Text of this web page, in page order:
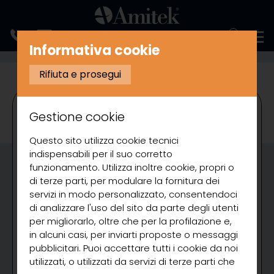
COTTURA FRIGGITRICI ELETTRICHE
Informativa cookie
Rifiuta e prosegui
Gestione cookie
Questo sito utilizza cookie tecnici
indispensabili per il suo corretto
funzionamento. Utilizza inoltre cookie, propri o
di terze parti, per modulare la fornitura dei
servizi in modo personalizzato, consentendoci
di analizzare l'uso del sito da parte degli utenti
per migliorarlo, oltre che per la profilazione e,
in alcuni casi, per inviarti proposte o messaggi
pubblicitari. Puoi accettare tutti i cookie da noi
utilizzati, o utilizzati da servizi di terze parti che